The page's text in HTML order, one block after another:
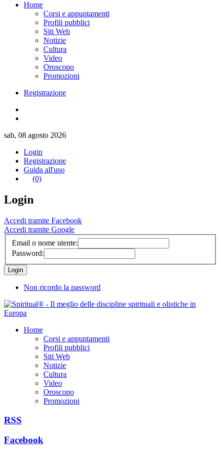
Home
Corsi e appuntamenti
Profili pubblici
Siti Web
Notizie
Cultura
Video
Oroscopo
Promozioni
Registrazione
sab, 08 agosto 2026
Login
Registrazione
Guida all'uso
(0)
Login
Accedi tramite Facebook
Accedi tramite Google
Email o nome utente:
Password:
Non ricordo la password
Home
Corsi e appuntamenti
Profili pubblici
Siti Web
Notizie
Cultura
Video
Oroscopo
Promozioni
RSS
Facebook